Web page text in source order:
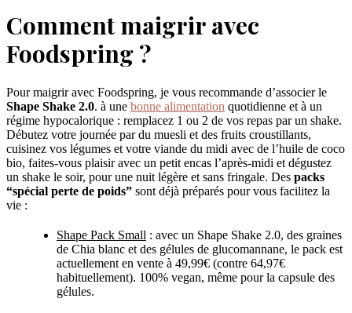
Comment maigrir avec
Foodspring ?
Pour maigrir avec Foodspring, je vous recommande d’associer le
Shape Shake 2.0. à une bonne alimentation quotidienne et à un
régime hypocalorique : remplacez 1 ou 2 de vos repas par un shake.
Débutez votre journée par du muesli et des fruits croustillants,
cuisinez vos légumes et votre viande du midi avec de l’huile de coco
bio, faites-vous plaisir avec un petit encas l’après-midi et dégustez
un shake le soir, pour une nuit légère et sans fringale. Des packs
“spécial perte de poids” sont déjà préparés pour vous facilitez la
vie :
Shape Pack Small : avec un Shape Shake 2.0, des graines
de Chia blanc et des gélules de glucomannane, le pack est
actuellement en vente à 49,99€ (contre 64,97€
habituellement). 100% vegan, même pour la capsule des
gélules.